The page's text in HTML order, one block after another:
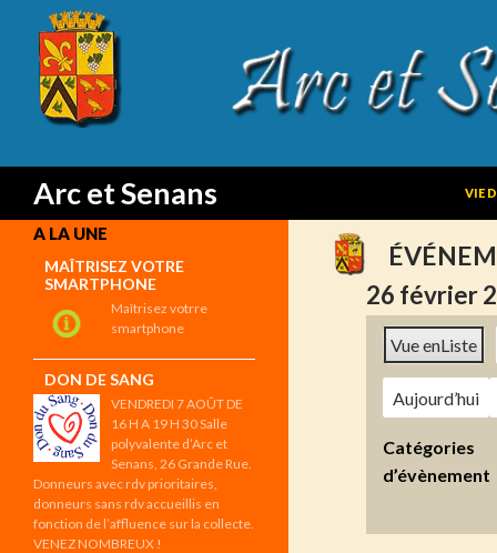
Arc et Senans
Search
VIE
26 février
Vue enListe
Aujourd’hui
Catégories
d’évènement
A LA UNE
MAÎTRISEZ VOTRE
SMARTPHONE
Maîtrisez votrre
smartphone
DON DE SANG
VENDREDI 7 AOÛT DE
16 H A 19 H 30 Salle
polyvalente d’Arc et
Senans, 26 Grande Rue.
Donneurs avec rdv prioritaires,
donneurs sans rdv accueillis en
fonction de l’affluence sur la collecte.
VENEZ NOMBREUX !